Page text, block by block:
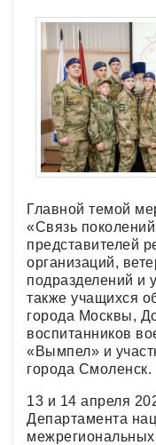
Главной темой
«Связь
представителей
организаций,
подразделений и
также учащихся
города Москвы,
воспитанников
«Вымпел» и
города Смоленск.
13 и 14 апреля
Департамента